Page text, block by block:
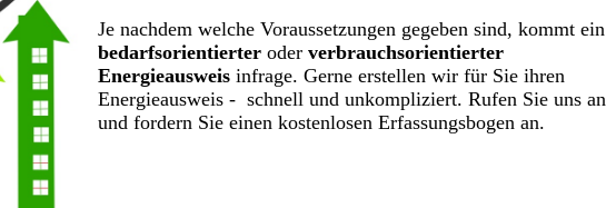
Je nachdem welche Voraussetzungen gegeben sind, kommt ein
bedarfsorientierteroderverbrauchsorientierter
Energieausweisinfrage. Gerne erstellen wir für Sie ihren
Energieausweis - schnell und unkompliziert. Rufen Sie uns an
und fordern Sie einen kostenlosen Erfassungsbogen an.